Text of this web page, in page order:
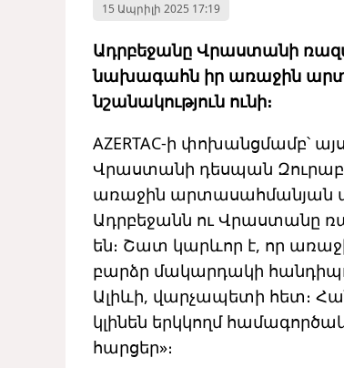
15 Ապրիլի 2025 17:19
Ադրբեջանը Վրաստանի
նախագահն իր առաջին
նշանակություն ունի։
AZERTAC-ի փոխանցմամբ՝
Վրաստանի դեսպան
առաջին արտասահմանյան
Ադրբեջանն ու Վրաստանը
են։ Շատ կարևոր է, որ
բարձր մակարդակի
Ալիևի, վարչապետի հետ։
կլինեն երկկողմ
հարցեր»։